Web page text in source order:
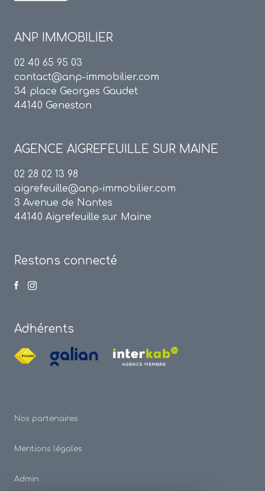
ANP IMMOBILIER
02 40 65 95 03
contact@anp-immobilier.com
34 place Georges Gaudet
44140 Geneston
AGENCE AIGREFEUILLE SUR MAINE
02 28 02 13 98
aigrefeuille@anp-immobilier.com
3 Avenue de Nantes
44140 Aigrefeuille sur Maine
Restons connecté
Adhérents
Nos partenaires
Mentions légales
Admin